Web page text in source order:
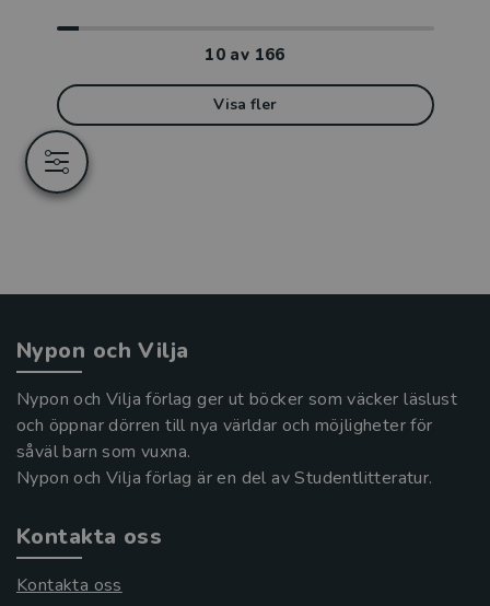
10 av 166
Visa fler
Nypon och Vilja
Nypon och Vilja förlag ger ut böcker som väcker läslust
och öppnar dörren till nya världar och möjligheter för
såväl barn som vuxna.
Nypon och Vilja förlag är en del av Studentlitteratur.
Kontakta oss
Kontakta oss